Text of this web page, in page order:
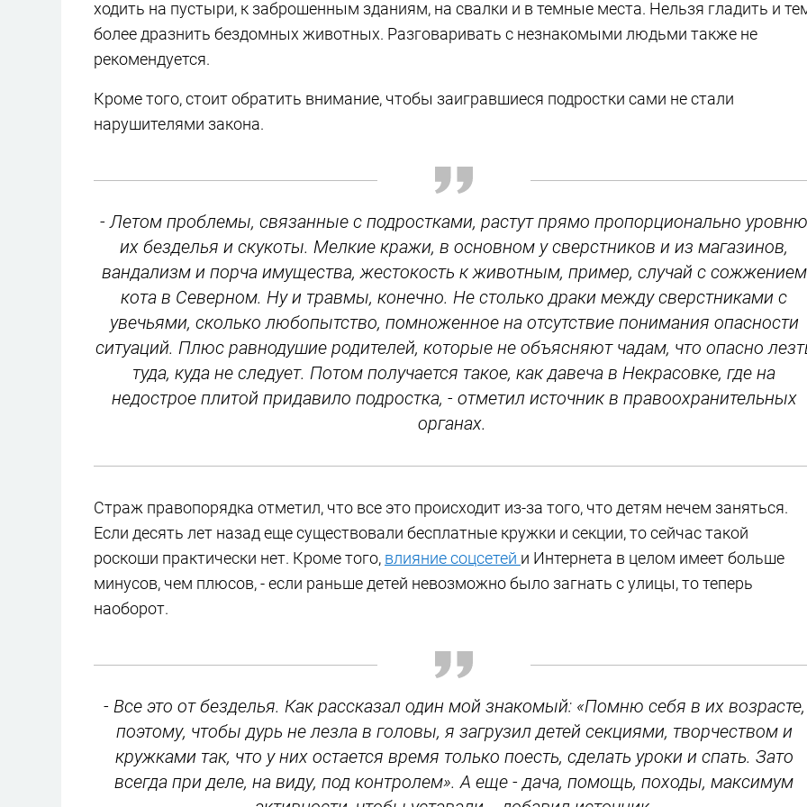
ходить на пустыри, к заброшенным зданиям, на свалки и в темные места. Нельзя гладить и
более дразнить бездомных животных. Разговаривать с незнакомыми людьми также не
рекомендуется.
Кроме того, стоит обратить внимание, чтобы заигравшиеся подростки сами не стали
нарушителями закона.
- Летом проблемы, связанные с подростками, растут прямо пропорционально уровню
их безделья и скукоты. Мелкие кражи, в основном у сверстников и из магазинов,
вандализм и порча имущества, жестокость к животным, пример, случай с сожжением
кота в Северном. Ну и травмы, конечно. Не столько драки между сверстниками с
увечьями, сколько любопытство, помноженное на отсутствие понимания опасности
ситуаций. Плюс равнодушие родителей, которые не объясняют чадам, что опасно
туда, куда не следует. Потом получается такое, как давеча в Некрасовке, где на
недострое плитой придавило подростка, - отметил источник в правоохранительных
органах.
Страж правопорядка отметил, что все это происходит из-за того, что детям нечем заняться.
Если десять лет назад еще существовали бесплатные кружки и секции, то сейчас такой
роскоши практически нет. Кроме того, влияние соцсетей и Интернета в целом имеет больше
минусов, чем плюсов, - если раньше детей невозможно было загнать с улицы, то теперь
наоборот.
- Все это от безделья. Как рассказал один мой знакомый: «Помню себя в их возрасте,
поэтому, чтобы дурь не лезла в головы, я загрузил детей секциями, творчеством и
кружками так, что у них остается время только поесть, сделать уроки и спать. Зато
всегда при деле, на виду, под контролем». А еще - дача, помощь, походы, максимум